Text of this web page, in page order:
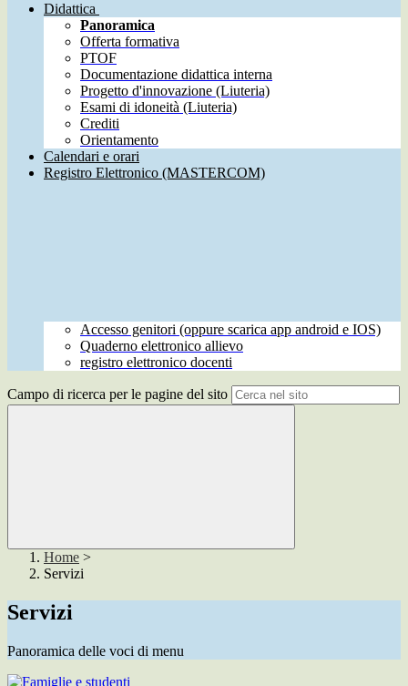
Didattica
Panoramica
Offerta formativa
PTOF
Documentazione didattica interna
Progetto d'innovazione (Liuteria)
Esami di idoneità (Liuteria)
Crediti
Orientamento
Calendari e orari
Registro Elettronico (MASTERCOM)
Accesso genitori (oppure scarica app android e IOS)
Quaderno elettronico allievo
registro elettronico docenti
Campo di ricerca per le pagine del sito
Home >
Servizi
Servizi
Panoramica delle voci di menu